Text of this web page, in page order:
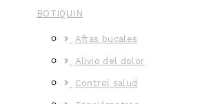
BOTIQUIN
Aftas bucales
Alivio del dolor
Control salud